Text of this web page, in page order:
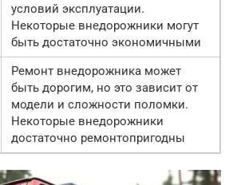
условий эксплуатации.
Некоторые внедорожники могут
быть достаточно экономичными
Ремонт внедорожника может
быть дорогим, но это зависит от
модели и сложности поломки.
Некоторые внедорожники
достаточно ремонтопригодны